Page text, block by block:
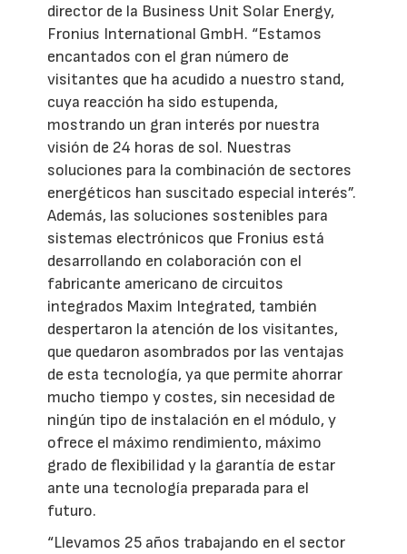
director de la Business Unit Solar Energy,
Fronius International GmbH. “Estamos
encantados con el gran número de
visitantes que ha acudido a nuestro stand,
cuya reacción ha sido estupenda,
mostrando un gran interés por nuestra
visión de 24 horas de sol. Nuestras
soluciones para la combinación de sectores
energéticos han suscitado especial interés”.
Además, las soluciones sostenibles para
sistemas electrónicos que Fronius está
desarrollando en colaboración con el
fabricante americano de circuitos
integrados Maxim Integrated, también
despertaron la atención de los visitantes,
que quedaron asombrados por las ventajas
de esta tecnología, ya que permite ahorrar
mucho tiempo y costes, sin necesidad de
ningún tipo de instalación en el módulo, y
ofrece el máximo rendimiento, máximo
grado de flexibilidad y la garantía de estar
ante una tecnología preparada para el
futuro.
“Llevamos 25 años trabajando en el sector